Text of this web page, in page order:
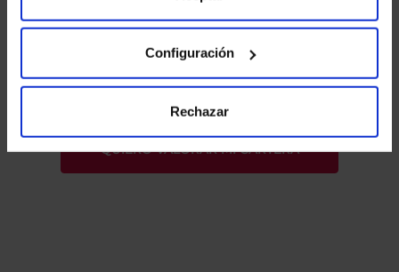
Configuración
Rechazar
He leídola política de privacidady consiento el
tratamiento de mis datos personales.